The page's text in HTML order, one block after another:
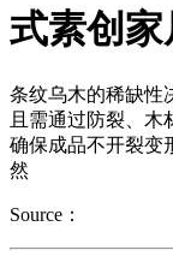
式素创
条纹乌木的稀缺性
且需通过防裂、
确保成品不开裂变
然
Source：